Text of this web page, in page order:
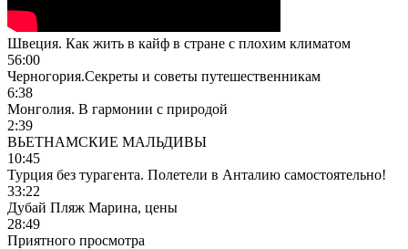
Швеция. Как жить в кайф в стране с плохим климатом
56:00
Черногория.Секреты и советы путешественникам
6:38
Монголия. В гармонии с природой
2:39
ВЬЕТНАМСКИЕ МАЛЬДИВЫ
10:45
Турция без турагента. Полетели в Анталию самостоятельно!
33:22
Дубай Пляж Марина, цены
28:49
Приятного просмотра